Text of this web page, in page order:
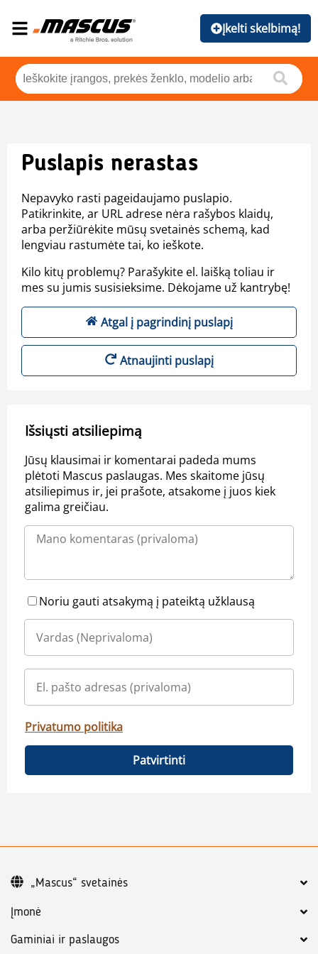
Įkelti skelbimą!
Puslapis nerastas
Nepavyko rasti pageidaujamo puslapio.
Patikrinkite, ar URL adrese nėra rašybos klaidų,
arba peržiūrėkite mūsų svetainės schemą, kad
lengviau rastumėte tai, ko ieškote.
Kilo kitų problemų? Parašykite el. laišką toliau ir
mes su jumis susisieksime. Dėkojame už kantrybę!
Atgal į pagrindinį puslapį
Atnaujinti puslapį
Išsiųsti atsiliepimą
Jūsų klausimai ir komentarai padeda mums
plėtoti Mascus paslaugas. Mes skaitome jūsų
atsiliepimus ir, jei prašote, atsakome į juos kiek
galima greičiau.
Noriu gauti atsakymą į pateiktą užklausą
Privatumo politika
Patvirtinti
Įmonė
Gaminiai ir paslaugos
„Mascus“ svetainės